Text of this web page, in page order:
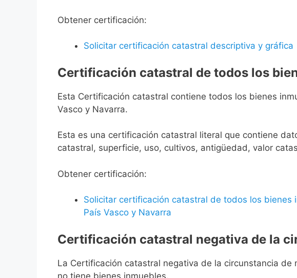
Obtener certificación:
Solicitar certificación catastral descriptiva y gráfica
Certificación catastral de todos los
Esta Certificación catastral contiene todos los bienes
Vasco y Navarra.
Esta es una certificación catastral literal que contiene
catastral, superficie, uso, cultivos, antigüedad, valor
Obtener certificación:
Solicitar certificación catastral de todos los
País Vasco y Navarra
Certificación catastral negativa de la
La Certificación catastral negativa de la circunstancia
no tiene bienes inmuebles.